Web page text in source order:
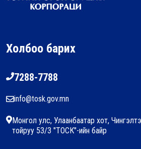
Холбоо барих
7288-7788
info@tosk.gov.mn
Монгол улс, Улаанбаатар хот,
тойруу 53/3 "ТОСК"-ийн байр